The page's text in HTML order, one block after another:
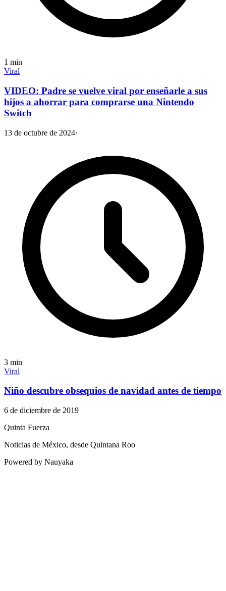
1 min
Viral
VIDEO: Padre se vuelve viral por enseñarle a sus
hijos a ahorrar para comprarse una Nintendo
Switch
13 de octubre de 2024·
3 min
Viral
Niño descubre obsequios de navidad antes de tiempo
6 de diciembre de 2019
Quinta Fuerza
Noticias de México, desde Quintana Roo
Powered by Nauyaka